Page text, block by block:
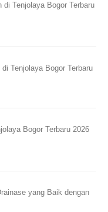
di Tenjolaya Bogor Terbaru
Tenjolaya Bogor Terbaru
Bogor Terbaru 2026
yang Baik dengan